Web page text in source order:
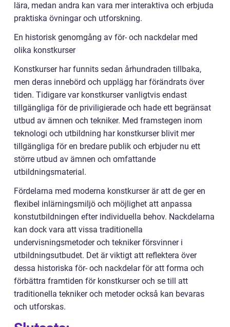
lära, medan andra kan vara mer interaktiva och erbjuda
praktiska övningar och utforskning.
En historisk genomgång av för- och nackdelar med
olika konstkurser
Konstkurser har funnits sedan århundraden tillbaka,
men deras innebörd och upplägg har förändrats över
tiden. Tidigare var konstkurser vanligtvis endast
tillgängliga för de priviligierade och hade ett begränsat
utbud av ämnen och tekniker. Med framstegen inom
teknologi och utbildning har konstkurser blivit mer
tillgängliga för en bredare publik och erbjuder nu ett
större utbud av ämnen och omfattande
utbildningsmaterial.
Fördelarna med moderna konstkurser är att de ger en
flexibel inlärningsmiljö och möjlighet att anpassa
konstutbildningen efter individuella behov. Nackdelarna
kan dock vara att vissa traditionella
undervisningsmetoder och tekniker försvinner i
utbildningsutbudet. Det är viktigt att reflektera över
dessa historiska för- och nackdelar för att forma och
förbättra framtiden för konstkurser och se till att
traditionella tekniker och metoder också kan bevaras
och utforskas.